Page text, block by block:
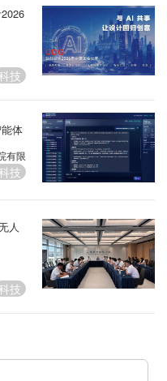
技
体
有限
技
人
技